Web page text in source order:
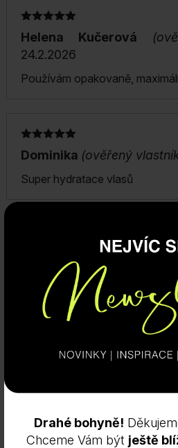
Drahé bohyně!
Chceme Vám být ještě
Hodnocení
5z 5
Helena Kučerová
24.2.2026
Používám opakovaně,
Hodnocení
5z 5
Dominika (ověřený
Super hydratace vlasů
Vaše hodnocení